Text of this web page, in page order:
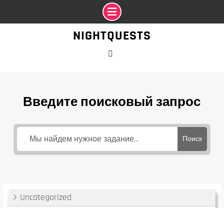
NIGHTQUESTS
Введите поисковый запрос
Поиск
Uncategorized